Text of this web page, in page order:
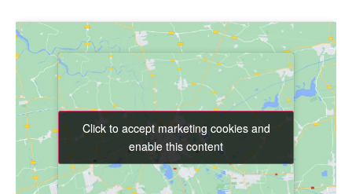
Click to accept marketing cookies and
enable this content
Click to accept marketing cookies and
enable this content